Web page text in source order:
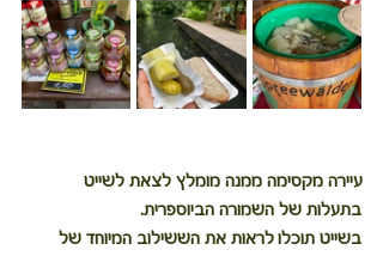
עיירה מקסימה ממנה מומלץ לצאת לשייט
בתעלות של השמורה הביוספרית.
בשייט תוכלו לראות את הששילוב המיוחד של